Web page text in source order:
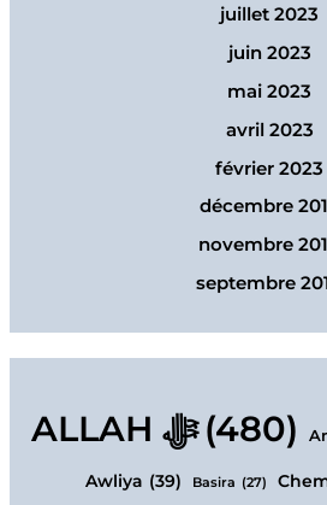
juillet 2023
juin 2023
mai 2023
avril 2023
février 2023
décembre
novembre
septembre
ALLAH ﷻ (480)
Awliya (39) Basira (27)